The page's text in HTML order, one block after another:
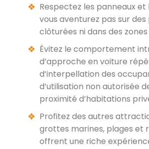
Respectez les panneaux et
vous aventurez pas sur
clôturées ni dans des
Évitez le comportement
d’approche en voiture
d’interpellation des
d’utilisation non autorisée
proximité d’habitations
Profitez des autres
grottes marines, plages et
offrent une riche